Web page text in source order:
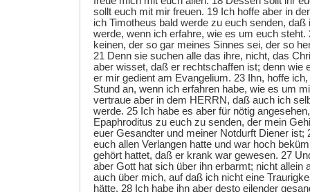
sollt euch mit mir freuen. 19 Ich hoffe aber in
ich Timotheus bald werde zu euch senden,
werde, wenn ich erfahre, wie es um euch steht.
keinen, der so gar meines Sinnes sei, der so
21 Denn sie suchen alle das ihre, nicht, das
aber wisset, daß er rechtschaffen ist; denn wie
er mir gedient am Evangelium. 23 Ihn, hoffe
Stund an, wenn ich erfahren habe, wie es um
vertraue aber in dem HERRN, daß auch ich
werde. 25 Ich habe es aber für nötig
Epaphroditus zu euch zu senden, der mein
euer Gesandter und meiner Notdurft Diener ist;
euch allen Verlangen hatte und war hoch
gehört hattet, daß er krank war gewesen. 27
aber Gott hat sich über ihn erbarmt; nicht allein
auch über mich, auf daß ich nicht eine
hätte. 28 Ich habe ihn aber desto eilender